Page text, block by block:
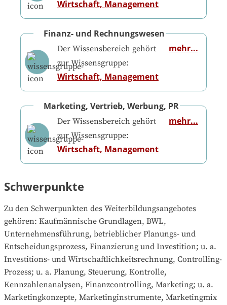
Wirtschaft, Management
Finanz- und Rechnungswesen
Der Wissensbereich gehört
zur Wissensgruppe:
Wirtschaft, Management
mehr...
Marketing, Vertrieb, Werbung, PR
Der Wissensbereich gehört
zur Wissensgruppe:
Wirtschaft, Management
mehr...
Schwerpunkte
Zu den Schwerpunkten des Weiterbildungsangebotes
gehören: Kaufmännische Grundlagen, BWL,
Unternehmensführung, betrieblicher Planungs- und
Entscheidungsprozess, Finanzierung und Investition; u. a.
Investitions- und Wirtschaftlichkeitsrechnung, Controlling-
Prozess; u. a. Planung, Steuerung, Kontrolle,
Kennzahlenanalysen, Finanzcontrolling, Marketing; u. a.
Marketingkonzepte, Marketinginstrumente, Marketingmix